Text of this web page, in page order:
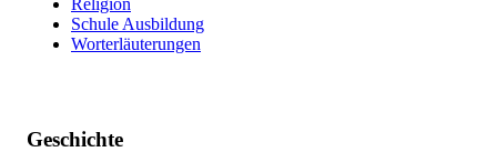
Schule Ausbildung
Worterläuterungen
Geschichte